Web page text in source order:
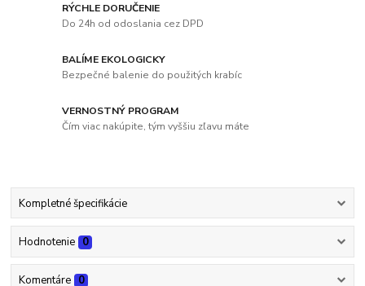
RÝCHLE DORUČENIE
Do 24h od odoslania cez DPD
BALÍME EKOLOGICKY
Bezpečné balenie do použitých krabíc
VERNOSTNÝ PROGRAM
Čím viac nakúpite, tým vyššiu zľavu máte
Kompletné špecifikácie
Hodnotenie 0
Komentáre 0